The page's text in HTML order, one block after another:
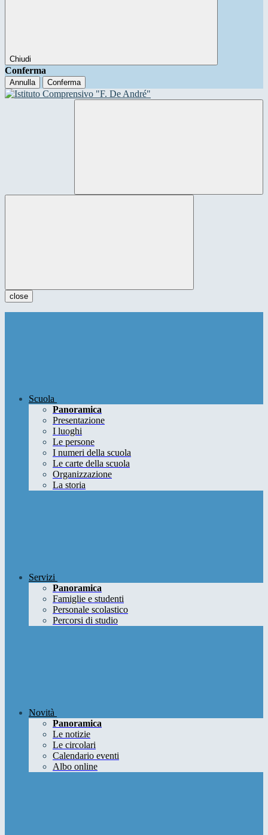
Chiudi
Conferma
Annulla Conferma
close
Scuola
Panoramica
Presentazione
I luoghi
Le persone
I numeri della scuola
Le carte della scuola
Organizzazione
La storia
Servizi
Panoramica
Famiglie e studenti
Personale scolastico
Percorsi di studio
Novità
Panoramica
Le notizie
Le circolari
Calendario eventi
Albo online